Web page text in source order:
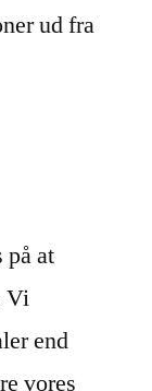
ud fra
at
Vi
end
vores